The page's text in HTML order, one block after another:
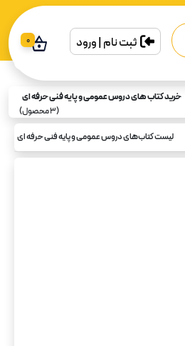
ثبت نام | ورود 0
خرید کتاب های دروس عمومی و پایه فنی حرفه ای
(
3محصول)
لیست کتاب‌های دروس عمومی و پایه فنی حرفه ای